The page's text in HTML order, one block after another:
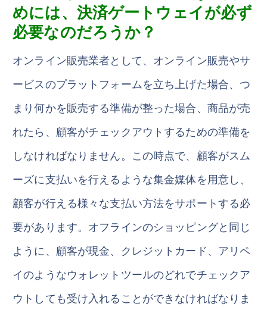
めには、決済ゲートウェイが必ず
必要なのだろうか？
オンライン販売業者として、オンライン販売やサ
ービスのプラットフォームを立ち上げた場合、つ
まり何かを販売する準備が整った場合、商品が売
れたら、顧客がチェックアウトするための準備を
しなければなりません。この時点で、顧客がスム
ーズに支払いを行えるような集金媒体を用意し、
顧客が行える様々な支払い方法をサポートする必
要があります。オフラインのショッピングと同じ
ように、顧客が現金、クレジットカード、アリペ
イのようなウォレットツールのどれでチェックア
ウトしても受け入れることができなければなりま